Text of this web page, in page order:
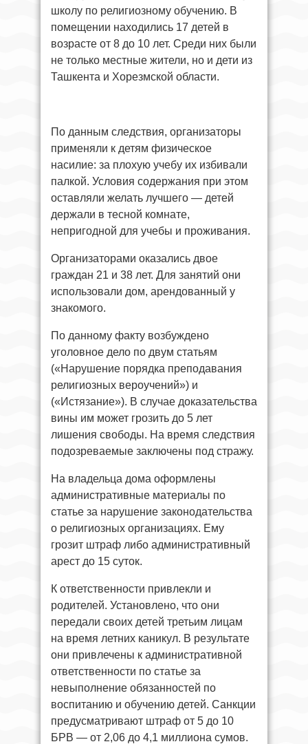
школу по религиозному обучению. В
помещении находились 17 детей в
возрасте от 8 до 10 лет. Среди них были
не только местные жители, но и дети из
Ташкента и Хорезмской области.
По данным следствия, организаторы
применяли к детям физическое
насилие: за плохую учебу их избивали
палкой. Условия содержания при этом
оставляли желать лучшего — детей
держали в тесной комнате,
непригодной для учебы и проживания.
Организаторами оказались двое
граждан 21 и 38 лет. Для занятий они
использовали дом, арендованный у
знакомого.
По данному факту возбуждено
уголовное дело по двум статьям
(«Нарушение порядка преподавания
религиозных вероучений») и
(«Истязание»). В случае доказательства
вины им может грозить до 5 лет
лишения свободы. На время следствия
подозреваемые заключены под стражу.
На владельца дома оформлены
административные материалы по
статье за нарушение законодательства
о религиозных организациях. Ему
грозит штраф либо административный
арест до 15 суток.
К ответственности привлекли и
родителей. Установлено, что они
передали своих детей третьим лицам
на время летних каникул. В результате
они привлечены к административной
ответственности по статье за
невыполнение обязанностей по
воспитанию и обучению детей. Санкции
предусматривают штраф от 5 до 10
БРВ — от 2,06 до 4,1 миллиона сумов.